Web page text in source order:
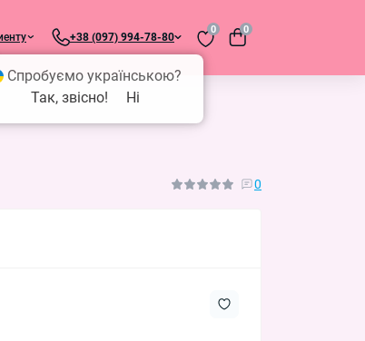
+38 (097) 994-78-80
0 0
0
Спробуємо українською?
Так, звісно!
Ні